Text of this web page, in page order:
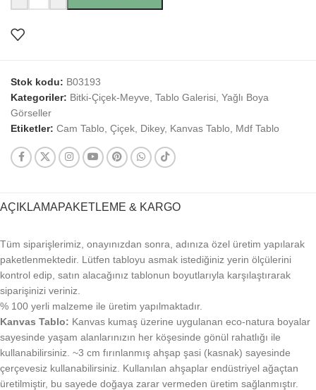
Stok kodu: B03193
Kategoriler: Bitki-Çiçek-Meyve Tablo Galerisi Yağlı Boya
Görseller
Etiketler: Cam Tablo Çiçek Dikey, Kanvas Tablo Mdf Tablo
AÇIKLAMAPAKETLEME & KARGO
Tüm siparişlerimiz, onayınızdan sonra, adınıza özel üretim yapılarak
paketlenmektedir. Lütfen tabloyu asmak istediğiniz yerin ölçülerini
kontrol edip, satın alacağınız tablonun boyutlarıyla karşılaştırarak
siparişinizi veriniz.
% 100 yerli malzeme ile üretim yapılmaktadır.
Kanvas Tablo: Kanvas kumaş üzerine uygulanan eco-natura boyalar
sayesinde yaşam alanlarınızın her köşesinde gönül rahatlığı ile
kullanabilirsiniz. ~3 cm fırınlanmış ahşap şasi (kasnak) sayesinde
çerçevesiz kullanabilirsiniz. Kullanılan ahşaplar endüstriyel ağaçtan
üretilmiştir, bu sayede doğaya zarar vermeden üretim sağlanmıştır.